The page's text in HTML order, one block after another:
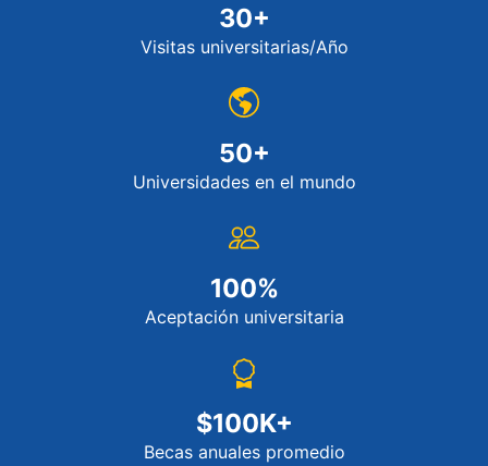
30+
Visitas universitarias/Año
50+
Universidades en el mundo
100%
Aceptación universitaria
$100K+
Becas anuales promedio